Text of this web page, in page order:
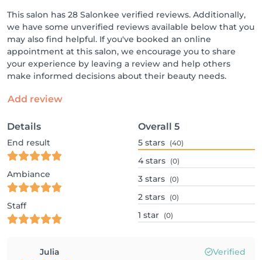
This salon has 28 Salonkee verified reviews. Additionally,
we have some unverified reviews available below that you
may also find helpful. If you've booked an online
appointment at this salon, we encourage you to share
your experience by leaving a review and help others
make informed decisions about their beauty needs.
Add review
Details
End result
Ambiance
Staff
Overall 5
5 stars (40)
4 stars (0)
3 stars (0)
2 stars (0)
1 star (0)
Julia Verified